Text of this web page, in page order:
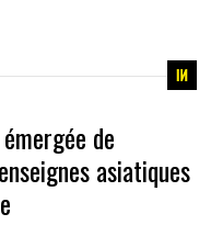
de
asiatiques